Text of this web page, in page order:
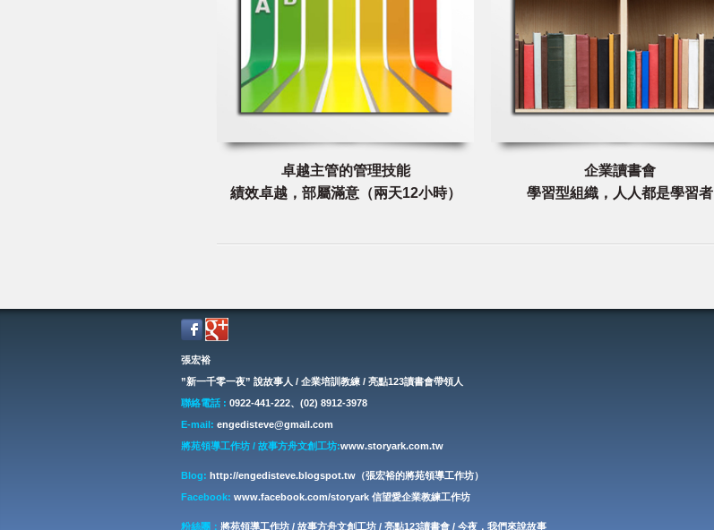
卓越主管的管理技能
績效卓越，部屬滿意（兩天12小時）
企業讀書會
學習型組織，人人都是學習者
張宏裕
”新一千零一夜” 說故事人 / 企業培訓教練 / 亮點123讀書會帶領人
聯絡電話 : 0922-441-222、(02) 8912-3978
E-mail: engedisteve@gmail.com
將苑領導工作坊 / 故事方舟文創工坊:www.storyark.com.tw
Blog: http://engedisteve.blogspot.tw（張宏裕的將苑領導工作坊）
Facebook: www.facebook.com/storyark 信望愛企業教練工作坊
粉絲團： 將苑領導工作坊 / 故事方舟文創工坊 / 亮點123讀書會 / 今夜，我們來說故事